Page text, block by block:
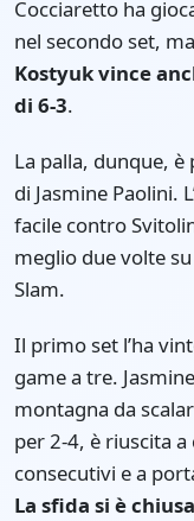
Cocciaretto ha
nel secondo set,
Kostyuk vince
di 6-3.
La palla, dunque, è
di Jasmine Paolini.
facile contro
meglio due volte
Slam.
Il primo set l’ha
game a tre.
montagna da
per 2-4, è riuscita
consecutivi e a
La sfida si è